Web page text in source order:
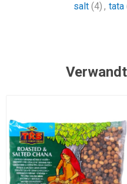
salt (4) , tata